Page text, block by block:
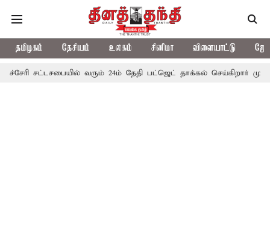
தமிழகம் தேசியம் உலகம் சினிமா விளையாட்டு
வரும் 24ம் தேதி பட்ஜெட் தாக்கல் செய்கிறார் முதல்-அமைச்சர்